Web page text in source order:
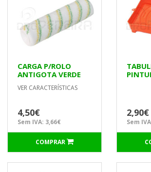
CARGA P/ROLO
ANTIGOTA VERDE
P/TECTOS
VER CARACTERÍSTICAS
4,50€
Sem IVA: 3,66€
COMPRAR
2,90€
Sem